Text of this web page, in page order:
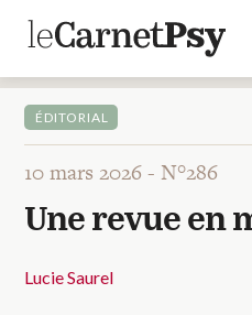
Articles
A la une
Adolescence
Dispositif
Enfance
Périnatalité
Psychanalyse
Psychopathologie
Soin
ÉDITORIAL
10 mars 2026 -N°286
Une revue en
Lucie Saurel